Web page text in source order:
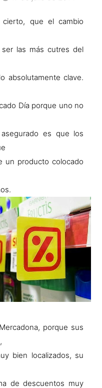
que el cambio
las más cutres del
absolutamente clave.
Día porque uno no
es que los
un producto colocado
porque sus
bien localizados, su
de descuentos muy